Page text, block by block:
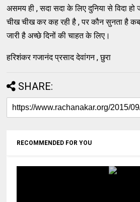
असमय ही , सदा सदा के लिए दुनिया से विदा
चीख चीख कर कह रही है , पर कौन सुनता है
जारी है अच्छे दिनों की चाहत के लिए।
हरिशंकर गजानंद प्रसाद देवांगन , छुरा
SHARE:
RECOMMENDED FOR YOU